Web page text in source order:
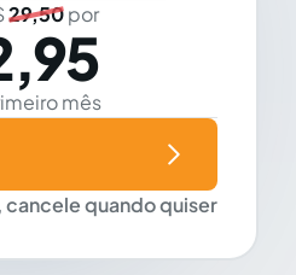
29,50por
mês
cancele quando quiser